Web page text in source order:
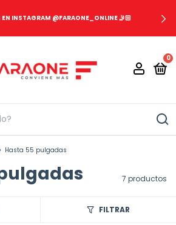
INSTAGRAM @FARAONE_ONLINE 🤳🏻
0
Hasta 55 pulgadas
7 productos
FILTRAR